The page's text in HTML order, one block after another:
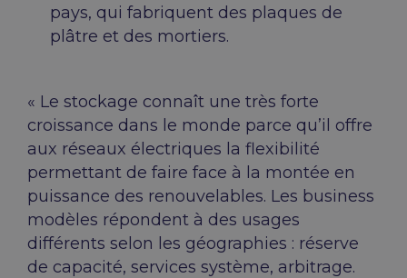
pays, qui fabriquent des plaques de
plâtre et des mortiers.
« Le stockage connaît une très forte
croissance dans le monde parce qu’il offre
aux réseaux électriques la flexibilité
permettant de faire face à la montée en
puissance des renouvelables. Les business
modèles répondent à des usages
différents selon les géographies : réserve
de capacité, services système, arbitrage.